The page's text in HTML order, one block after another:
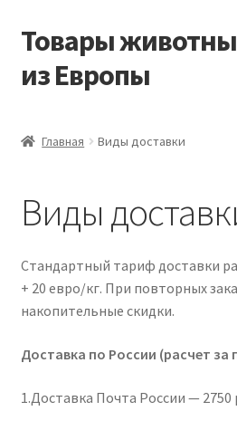
Перейти
навигации
Перейти
содержимому
Товары
из Европы
Заказать доставку корма из
Контакты
Корзина
Мой аккаунт
О компании
Главная Виды доставки
Виды
Стандартный тариф доставки
+ 20 евро/кг. При повторных
накопительные скидки.
Доставка по России (расчет за
1.Доставка Почта России — 2750